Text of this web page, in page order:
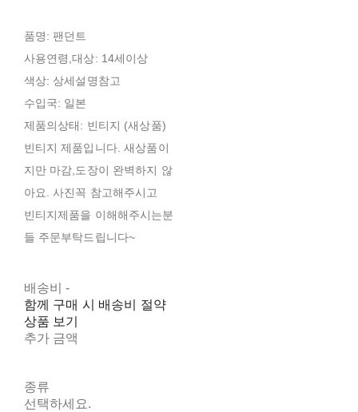
품명: 팬던트
사용연령,대상: 14세이상
색상: 상세설명참고
수입국: 일본
제품의상태: 빈티지 (새상품)
빈티지 제품입니다. 새상품이
지만 마감,도장이 완벽하지 않
아요. 사진꼭 참고해주시고
빈티지제품을 이해해주시는분
들 주문부탁드립니다~
배송비-
함께 구매 시 배송비 절약
상품 보기
추가 금액
종류
선택하세요.